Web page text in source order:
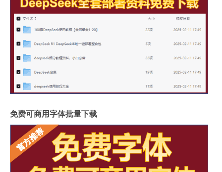
免费可商用字体批量下载